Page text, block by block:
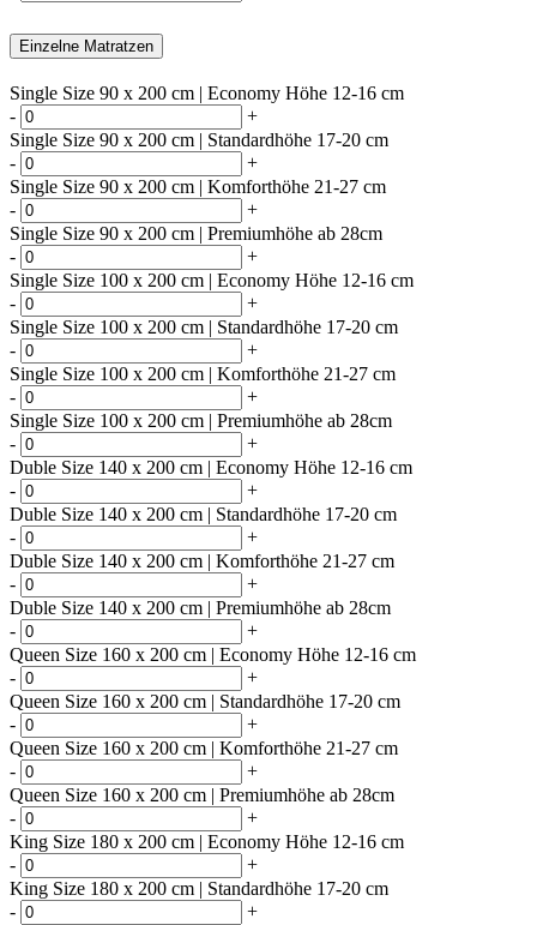
Einzelne Matratzen
Single Size 90 x 200 cm | Economy Höhe 12-16 cm
-
+
Single Size 90 x 200 cm | Standardhöhe 17-20 cm
-
+
Single Size 90 x 200 cm | Komforthöhe 21-27 cm
-
+
Single Size 90 x 200 cm | Premiumhöhe ab 28cm
-
+
Single Size 100 x 200 cm | Economy Höhe 12-16 cm
-
+
Single Size 100 x 200 cm | Standardhöhe 17-20 cm
-
+
Single Size 100 x 200 cm | Komforthöhe 21-27 cm
-
+
Single Size 100 x 200 cm | Premiumhöhe ab 28cm
-
+
Duble Size 140 x 200 cm | Economy Höhe 12-16 cm
-
+
Duble Size 140 x 200 cm | Standardhöhe 17-20 cm
-
+
Duble Size 140 x 200 cm | Komforthöhe 21-27 cm
-
+
Duble Size 140 x 200 cm | Premiumhöhe ab 28cm
-
+
Queen Size 160 x 200 cm | Economy Höhe 12-16 cm
-
+
Queen Size 160 x 200 cm | Standardhöhe 17-20 cm
-
+
Queen Size 160 x 200 cm | Komforthöhe 21-27 cm
-
+
Queen Size 160 x 200 cm | Premiumhöhe ab 28cm
-
+
King Size 180 x 200 cm | Economy Höhe 12-16 cm
-
+
King Size 180 x 200 cm | Standardhöhe 17-20 cm
-
+